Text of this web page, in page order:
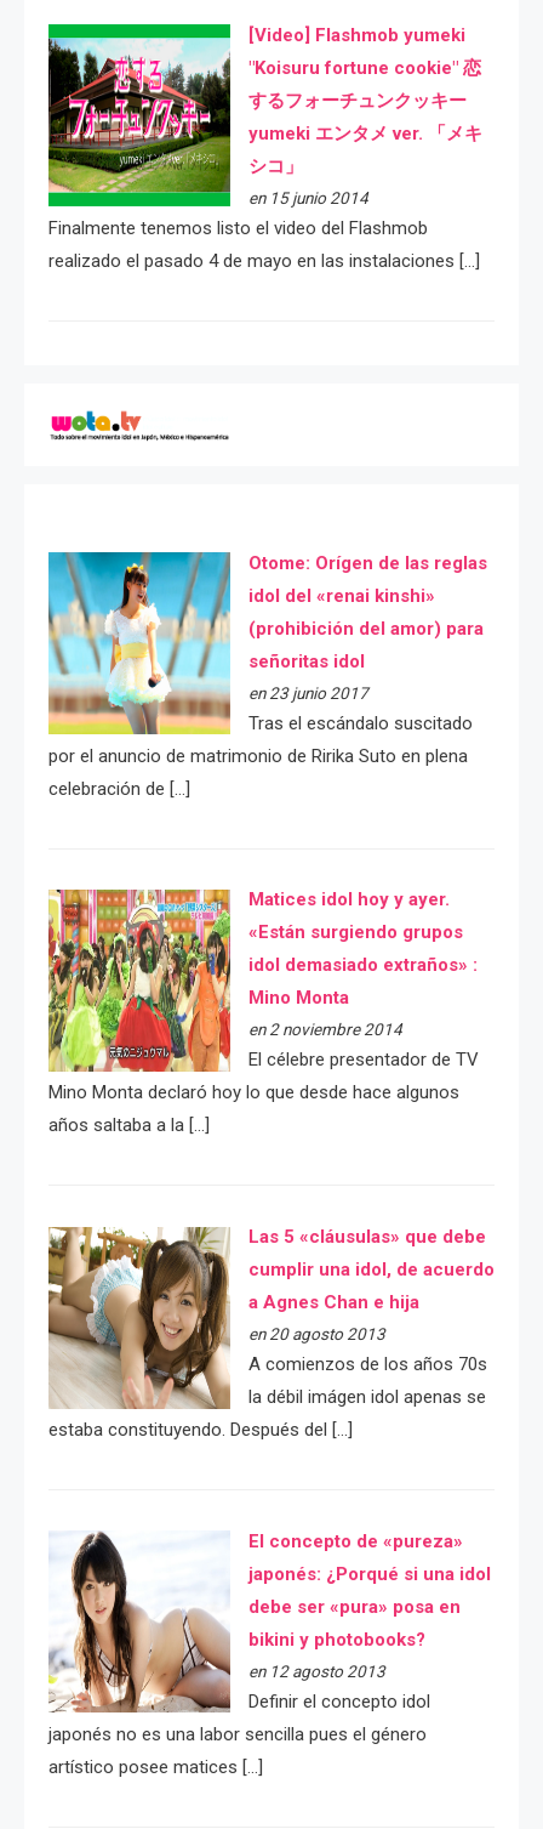
[Video] Flashmob yumeki
"Koisuru fortune cookie" 恋
するフォーチュンクッキー
yumeki エンタメ ver. 「メキ
シコ」
en 15 junio 2014
Finalmente tenemos listo el video del Flashmob
realizado el pasado 4 de mayo en las instalaciones […]
Otome: Orígen de las reglas
idol del «renai kinshi»
(prohibición del amor) para
señoritas idol
en 23 junio 2017
Tras el escándalo suscitado
por el anuncio de matrimonio de Ririka Suto en plena
celebración de […]
Matices idol hoy y ayer.
«Están surgiendo grupos
idol demasiado extraños» :
Mino Monta
en 2 noviembre 2014
El célebre presentador de TV
Mino Monta declaró hoy lo que desde hace algunos
años saltaba a la […]
Las 5 «cláusulas» que debe
cumplir una idol, de acuerdo
a Agnes Chan e hija
en 20 agosto 2013
A comienzos de los años 70s
la débil imágen idol apenas se
estaba constituyendo. Después del […]
El concepto de «pureza»
japonés: ¿Porqué si una idol
debe ser «pura» posa en
bikini y photobooks?
en 12 agosto 2013
Definir el concepto idol
japonés no es una labor sencilla pues el género
artístico posee matices […]